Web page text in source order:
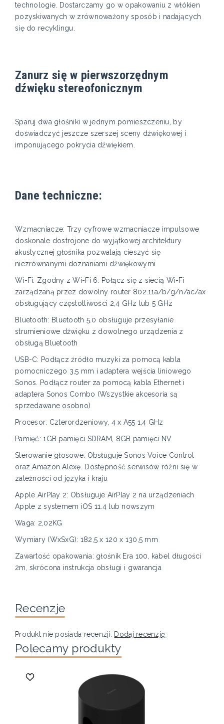
technologie. Dostarczamy go w opakowaniu z włókien
pozyskiwanych w zrównoważony sposób i nadających
się do recyklingu.
Zanurz się w pierwszorzędnym
dźwięku stereofonicznym
Sparuj dwa głośniki w jednym pomieszczeniu, by
doświadczyć jeszcze szerszej sceny dźwiękowej i
imponującego pokrycia dźwiękiem.
Dane techniczne:
Wzmacniacze: Trzy cyfrowe wzmacniacze impulsowe
doskonale dostrojone do wyjątkowej architektury
akustycznej głośnika pozwalają cieszyć się
niezrównanymi doznaniami dźwiękowymi
Wi-Fi: Zgodny z Wi-Fi 6. Połącz się z siecią Wi-Fi
zarządzaną przez dowolny router 802.11a/b/g/n/ac/ax
obsługujący częstotliwości 2,4 GHz lub 5 GHz
Bluetooth: Bluetooth 5.0 obsługuje przesyłanie
strumieniowe dźwięku z dowolnego urządzenia z
obsługą Bluetooth
USB-C: Podłącz źródło muzyki za pomocą kabla
pomocniczego 3,5 mm i adaptera wejścia liniowego
Sonos. Podłącz router za pomocą kabla Ethernet i
adaptera Sonos Combo (Wszystkie akcesoria są
sprzedawane osobno)
Procesor: Czterordzeniowy, 4 x A55 1,4 GHz
Pamięć: 1GB pamięci SDRAM, 8GB pamięci NV
Sterowanie głosowe: Obsługuje Sonos Voice Control
oraz Amazon Alexę. Dostępność serwisów różni się w
zależności od języka i kraju
Apple AirPlay 2: Obsługuje AirPlay 2 na urządzeniach
Apple z systemem iOS 11.4 lub nowszym
Waga: 2,02KG
Wymiary (WxSxG): 182,5 x 120 x 130,5 mm
Zawartość opakowania: głośnik Era 100, kabel długości
2m, skrócona instrukcja obsługi i gwarancja
Recenzje
Produkt nie posiada recenzji. Dodaj recenzję
Polecamy produkty